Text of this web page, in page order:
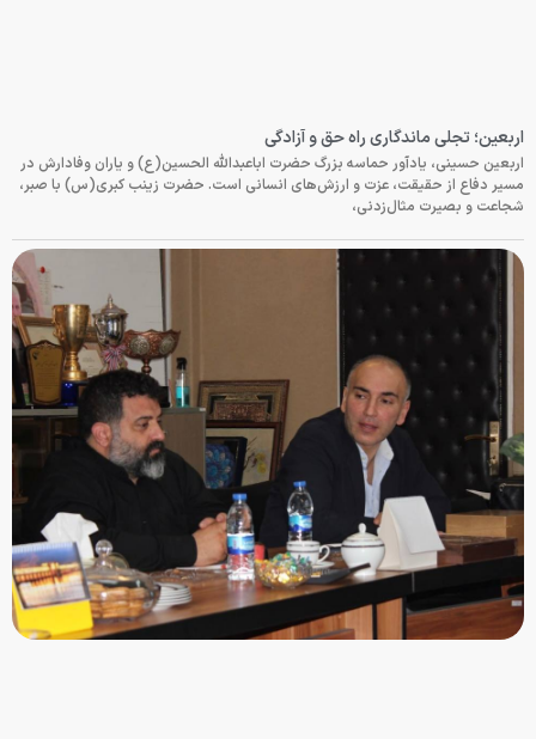
اربعین؛ تجلی ماندگاری راه حق و آزادگی
اربعین حسینی، یادآور حماسه بزرگ حضرت اباعبدالله الحسین(ع) و یاران وفادارش در
مسیر دفاع از حقیقت، عزت و ارزش‌های انسانی است. حضرت زینب کبری(س) با صبر،
شجاعت و بصیرت مثال‌زدنی،